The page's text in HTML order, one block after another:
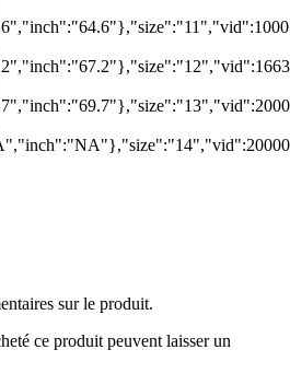
sur le produit.
ce produit peuvent laisser un